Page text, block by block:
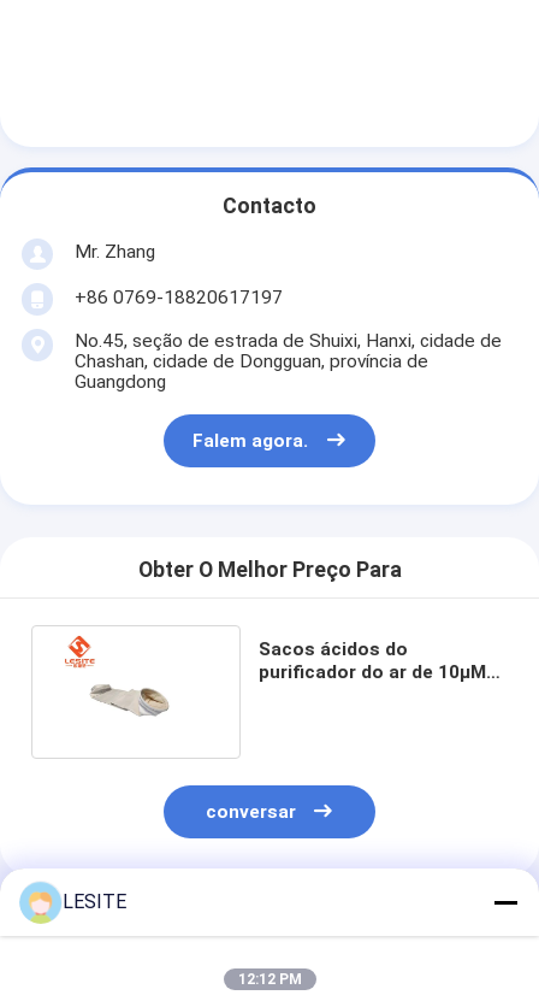
Filtro de saco de alumínio
Filtro de saco da poeira
Origâmi que dobra a máquina
máquina de costura ultrassônica
Filtro de ar Máquina de fabricação de quadros
Filtro de saco de Hepa
Contacto
Mr. Zhang
+86 0769-18820617197
No.45, seção de estrada de Shuixi, Hanxi, cidade de
Chashan, cidade de Dongguan, província de
Guangdong
Falem agora.
Obter O Melhor Preço Para
Sacos ácidos do
purificador do ar de 10µM
conversar
Produtos Recomendados
LESITE
12:12 PM